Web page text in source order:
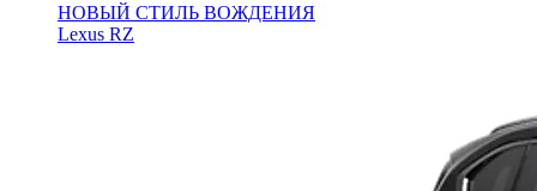
НОВЫЙ СТИЛЬ ВОЖДЕНИЯ
Lexus RZ